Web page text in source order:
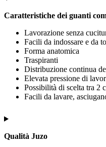
Caratteristiche dei guanti
Lavorazione senza
Facili da indossare e da
Forma anatomica
Traspiranti
Distribuzione continua
Elevata pressione di
Possibilità di scelta tra 2
Facili da lavare,
Qualità Juzo